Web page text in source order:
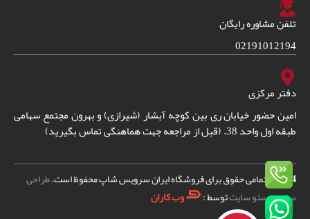
تلفن مشاوره رایگان
02191012194
دفتر مرکزی
امین حضور خیابان ری بین کوچه آبشار (شیرازی) و بهرون مجتمع سهامی
طبقه اول واحد 38. (قبل از مراجعه جهت هماهنگی تماس بگیرید)
2024© – تمامی حقوق برای فروشگاه ایران سرویس شاپ محفوظ است.طراحی
سایتوسئو سایتتوسط : وب کاران